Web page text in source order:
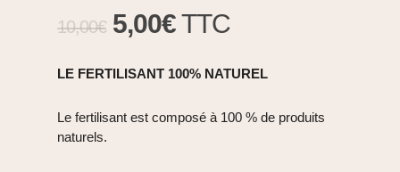
10,00€ Le
initial
10,00€.
5,00€Le
actuel
5,00€.
TTC
LE FERTILISANT 100% NATUREL
Le fertilisant est composé à 100 % de produits
naturels.